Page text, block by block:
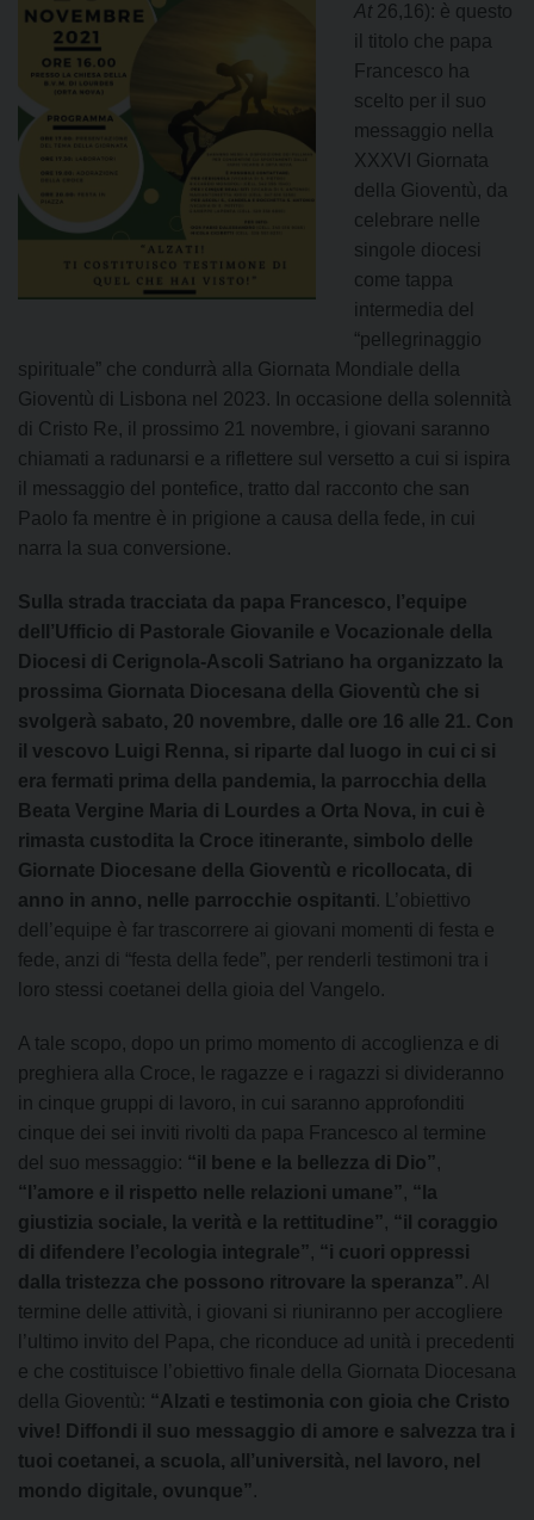
At26,16): è questo
il titolo che papa
Francesco ha
scelto per il suo
messaggio nella
XXXVI Giornata
della Gioventù, da
celebrare nelle
singole diocesi
come tappa
intermedia del
“pellegrinaggio
spirituale” che condurrà alla Giornata Mondiale della
Gioventù di Lisbona nel 2023. In occasione della solennità
di Cristo Re, il prossimo 21 novembre, i giovani saranno
chiamati a radunarsi e a riflettere sul versetto a cui si ispira
il messaggio del pontefice, tratto dal racconto che san
Paolo fa mentre è in prigione a causa della fede, in cui
narra la sua conversione.
Sulla strada tracciata da papa Francesco, l’equipe
dell’Ufficio di Pastorale Giovanile e Vocazionale della
Diocesi di Cerignola-Ascoli Satriano ha organizzato la
prossima Giornata Diocesana della Gioventù che si
svolgerà sabato, 20 novembre, dalle ore 16 alle 21. Con
il vescovo Luigi Renna, si riparte dal luogo in cui ci si
era fermati prima della pandemia, la parrocchia della
Beata Vergine Maria di Lourdes a Orta Nova, in cui è
rimasta custodita la Croce itinerante, simbolo delle
Giornate Diocesane della Gioventù e ricollocata, di
anno in anno, nelle parrocchie ospitanti. L’obiettivo
dell’equipe è far trascorrere ai giovani momenti di festa e
fede, anzi di “festa della fede”, per renderli testimoni tra i
loro stessi coetanei della gioia del Vangelo.
A tale scopo, dopo un primo momento di accoglienza e di
preghiera alla Croce, le ragazze e i ragazzi si divideranno
in cinque gruppi di lavoro, in cui saranno approfonditi
cinque dei sei inviti rivolti da papa Francesco al termine
del suo messaggio: “il bene e la bellezza di Dio” ,
“l’amore e il rispetto nelle relazioni umane” , “la
giustizia sociale, la verità e la rettitudine” , “il coraggio
di difendere l’ecologia integrale” , “i cuori oppressi
dalla tristezza che possono ritrovare la speranza” . Al
termine delle attività, i giovani si riuniranno per accogliere
l’ultimo invito del Papa, che riconduce ad unità i precedenti
e che costituisce l’obiettivo finale della Giornata Diocesana
della Gioventù: “Alzati e testimonia con gioia che Cristo
vive! Diffondi il suo messaggio di amore e salvezza tra i
tuoi coetanei, a scuola, all’università, nel lavoro, nel
mondo digitale, ovunque” .